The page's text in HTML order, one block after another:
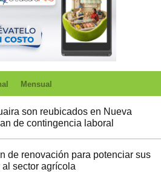
Mensual
son reubicados en Nueva
de contingencia laboral
de renovación para potenciar sus
sector agrícola